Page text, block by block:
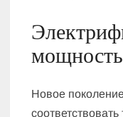
мощность
Новое